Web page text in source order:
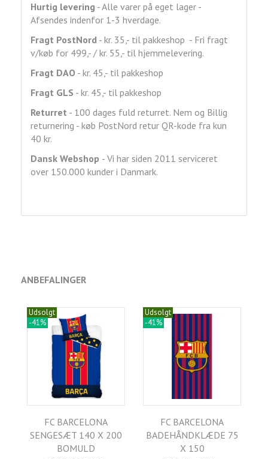
Hurtig levering - Alle varer på eget lager -
Afsendes indenfor 1-3 hverdage.
Fragt PostNord - kr. 35,- til pakkeshop - Fri fragt
v/køb for 499,- / kr. 55,- til hjemmelevering.
Fragt DAO - kr. 45,- til pakkeshop
Fragt GLS - kr. 45,- til pakkeshop
Returret - 100 dages fuld returret. Nem og Billig
returnering - køb PostNord retur QR-kode fra kun
40 kr.
Dansk Webshop - Vi har siden 2011 serviceret
over 150.000 kunder i Danmark.
ANBEFALINGER
Udsolgt
-41%
FC BARCELONA
SENGESÆT 140 X 200
BOMULD
Udsolgt
-41%
FC BARCELONA
BADEHÅNDKLÆDE 75
X 150